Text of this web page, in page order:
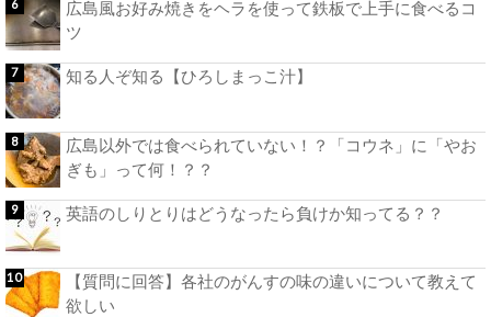
広島風お好み焼きをヘラを使って鉄板で上手に食べるコ
ツ
知る人ぞ知る【ひろしまっこ汁】
広島以外では食べられていない！？「コウネ」に「やお
ぎも」って何！？？
英語のしりとりはどうなったら負けか知ってる？？
【質問に回答】各社のがんすの味の違いについて教えて
欲しい